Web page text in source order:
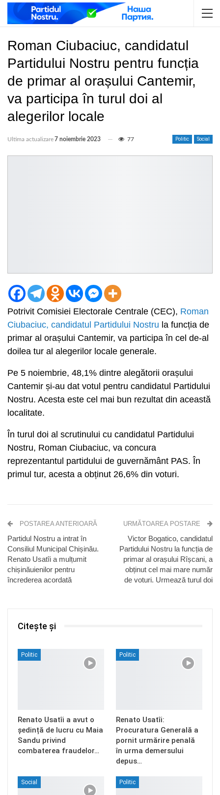
Roman Ciubaciuc, candidatul
Partidului Nostru pentru funcția
de primar al orașului Cantemir,
va participa în turul doi al
alegerilor locale
Politic Social
Ultima actualizare 7 noiembrie 2023 77
Potrivit Comisiei Electorale Centrale (CEC), Roman
Ciubaciuc, candidatul Partidului Nostru la funcția de
primar al orașului Cantemir, va participa în cel de-al
doilea tur al alegerilor locale generale.
Pe 5 noiembrie, 48,1% dintre alegătorii orașului
Cantemir și-au dat votul pentru candidatul Partidului
Nostru. Acesta este cel mai bun rezultat din această
localitate.
În turul doi al scrutinului cu candidatul Partidului
Nostru, Roman Ciubaciuc, va concura
reprezentantul partidului de guvernământ PAS. În
primul tur, acesta a obținut 26,6% din voturi.
POSTAREA ANTERIOARĂ
Partidul Nostru a intrat în
Consiliul Municipal Chișinău.
Renato Usatîi a mulțumit
chișinăuienilor pentru
încrederea acordată
URMĂTOAREA POSTARE
Victor Bogatico, candidatul
Partidului Nostru la funcția de
primar al orașului Rîșcani, a
obținut cel mai mare număr
de voturi. Urmează turul doi
Citește și
Politic
Renato Usatîi a avut o
ședință de lucru cu Maia
Sandu privind
combaterea fraudelor…
Politic
Renato Usatîi:
Procuratura Generală a
pornit urmărire penală
în urma demersului
depus…
Social Politic